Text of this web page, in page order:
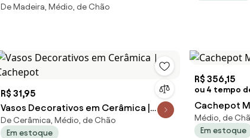
com dourado soleil c/ detalhes ds
De Madeira, Médio, de Chão
R$ 31,95
Vasos Decorativos em Cerâmica |
Cachepot
De Cerâmica, Médio, de Chão
Em estoque
R$ 356,15
ou 4 tempo
Cachepot
Médio, de
Em estoque